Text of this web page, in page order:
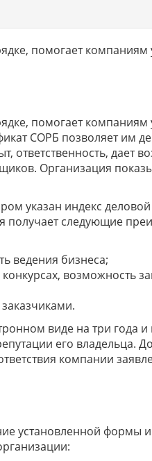
помогает компаниям
помогает компаниям
СОРБ позволяет им
дает
Организация
указан индекс
получает следующие
ведения бизнеса;
возможность
виде на три года и
его владельца.
компании
установленной формы и